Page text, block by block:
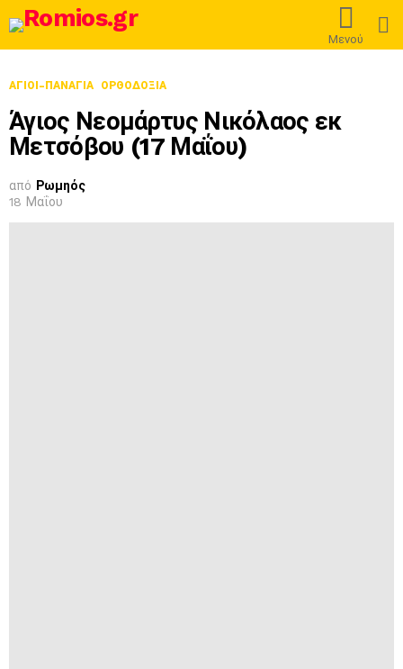
Μενού
ΑΓΙΟΙ-ΠΑΝΑΓΙΑ ΟΡΘΟΔΟΞΊΑ
Άγιος Νεομάρτυς Νικόλαος εκ
Μετσόβου (17 Μαΐου)
από Ρωμηός
18 Μαΐου